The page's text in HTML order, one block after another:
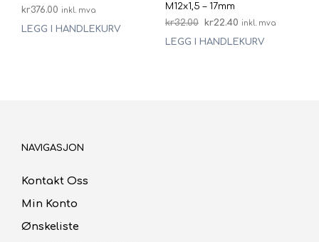
kr376.00 inkl. mva
LEGG I HANDLEKURV
M12x1,5 – 17mm
kr32.00 Opprinnelig
pris
kr22.40Nåværende
pris
inkl. mva
LEGG I HANDLEKURV
NAVIGASJON
Kontakt Oss
Min Konto
Ønskeliste